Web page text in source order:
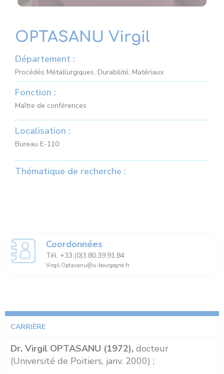
OPTASANU Virgil
Département :
Procédés Métallurgiques, Durabilité, Matériaux
Fonction :
Maître de conférences
Localisation :
Bureau E-110
Thématique de recherche :
Coordonnées
Tél. +33.(0)3.80.39.91.84
Virgil.Optasanu@u-bourgogne.fr
CARRIÈRE
Dr. Virgil OPTASANU (1972), docteur
(Université de Poitiers, janv. 2000) ;